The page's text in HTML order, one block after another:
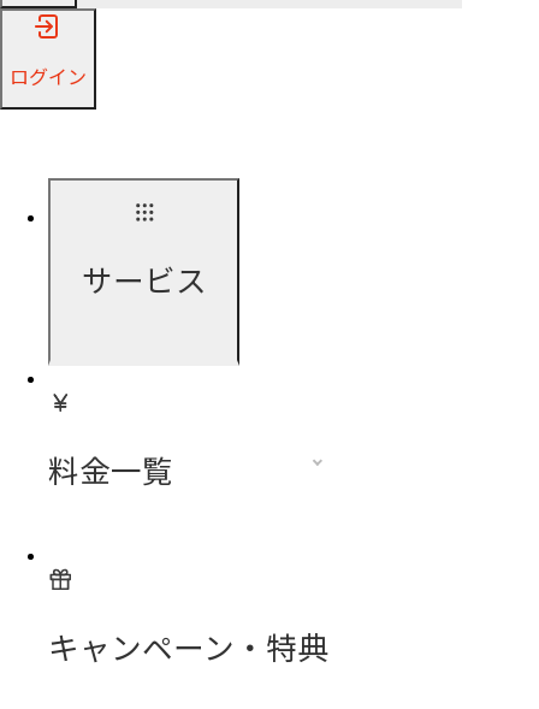
ログイン
サービス
料金一覧
キャンペーン・特典